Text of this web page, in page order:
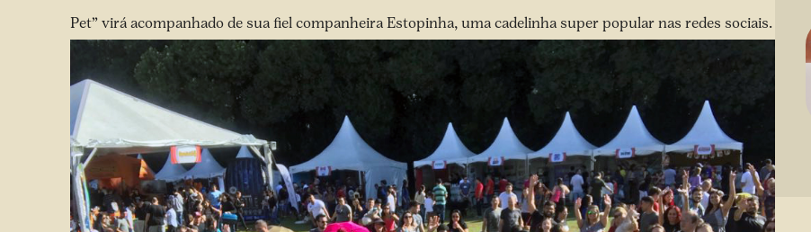
Pet” virá acompanhado de sua fiel companheira Estopinha, uma cadelinha super popular nas redes sociais.